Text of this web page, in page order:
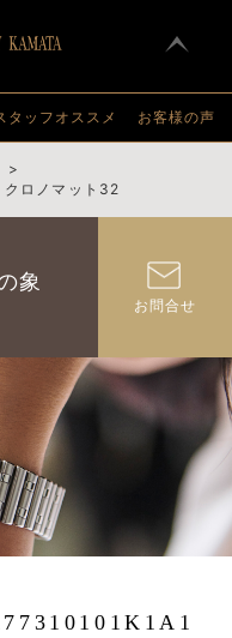
タッフオススメ お客様の声
クロノマット32
象
お問合せ